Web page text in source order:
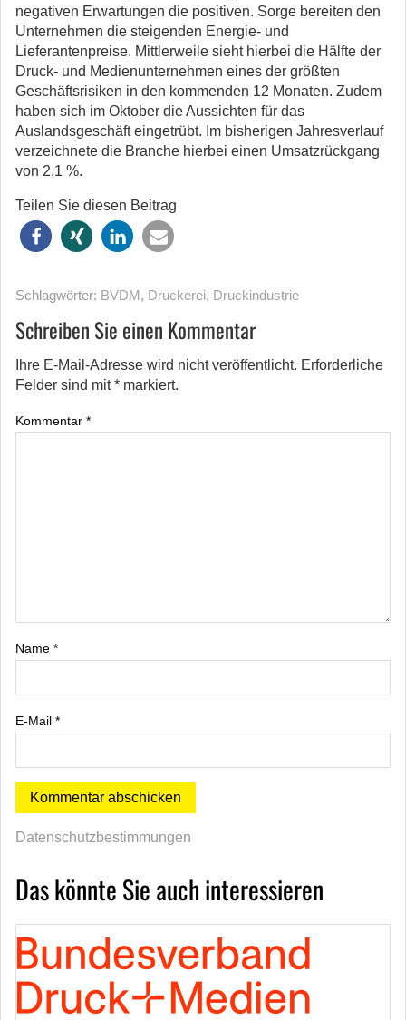
negativen Erwartungen die positiven. Sorge bereiten den
Unternehmen die steigenden Energie- und
Lieferantenpreise. Mittlerweile sieht hierbei die Hälfte der
Druck- und Medienunternehmen eines der größten
Geschäftsrisiken in den kommenden 12 Monaten. Zudem
haben sich im Oktober die Aussichten für das
Auslandsgeschäft eingetrübt. Im bisherigen Jahresverlauf
verzeichnete die Branche hierbei einen Umsatzrückgang
von 2,1 %.
Teilen Sie diesen Beitrag
Schlagwörter: BVDM, Druckerei, Druckindustrie
Schreiben Sie einen Kommentar
Ihre E-Mail-Adresse wird nicht veröffentlicht. Erforderliche
Felder sind mit* markiert.
Kommentar *
Name *
E-Mail *
Datenschutzbestimmungen
Das könnte Sie auch interessieren